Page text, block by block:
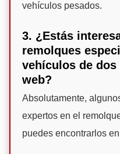
vehículos pesados.
3. ¿Estás
remolques
vehículos de dos
web?
Absolutamente,
expertos en el
puedes encontrarlos